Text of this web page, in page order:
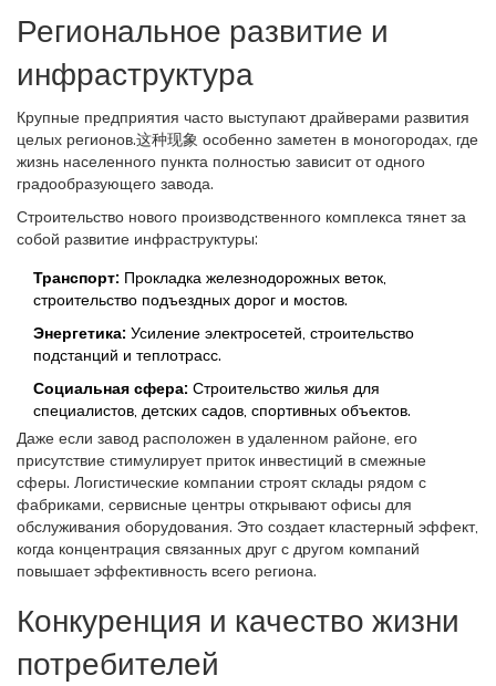
Региональное развитие и
инфраструктура
Крупные предприятия часто выступают драйверами развития
целых регионов.这种现象 особенно заметен в моногородах, где
жизнь населенного пункта полностью зависит от одного
градообразующего завода.
Строительство нового производственного комплекса тянет за
собой развитие инфраструктуры:
Транспорт: Прокладка железнодорожных веток,
строительство подъездных дорог и мостов.
Энергетика: Усиление электросетей, строительство
подстанций и теплотрасс.
Социальная сфера: Строительство жилья для
специалистов, детских садов, спортивных объектов.
Даже если завод расположен в удаленном районе, его
присутствие стимулирует приток инвестиций в смежные
сферы. Логистические компании строят склады рядом с
фабриками, сервисные центры открывают офисы для
обслуживания оборудования. Это создает кластерный эффект,
когда концентрация связанных друг с другом компаний
повышает эффективность всего региона.
Конкуренция и качество жизни
потребителей